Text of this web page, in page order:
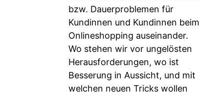
bzw. Dauerproblemen für
Kundinnen und Kundinnen beim
Onlineshopping auseinander.
Wo stehen wir vor ungelösten
Herausforderungen, wo ist
Besserung in Aussicht, und mit
welchen neuen Tricks wollen